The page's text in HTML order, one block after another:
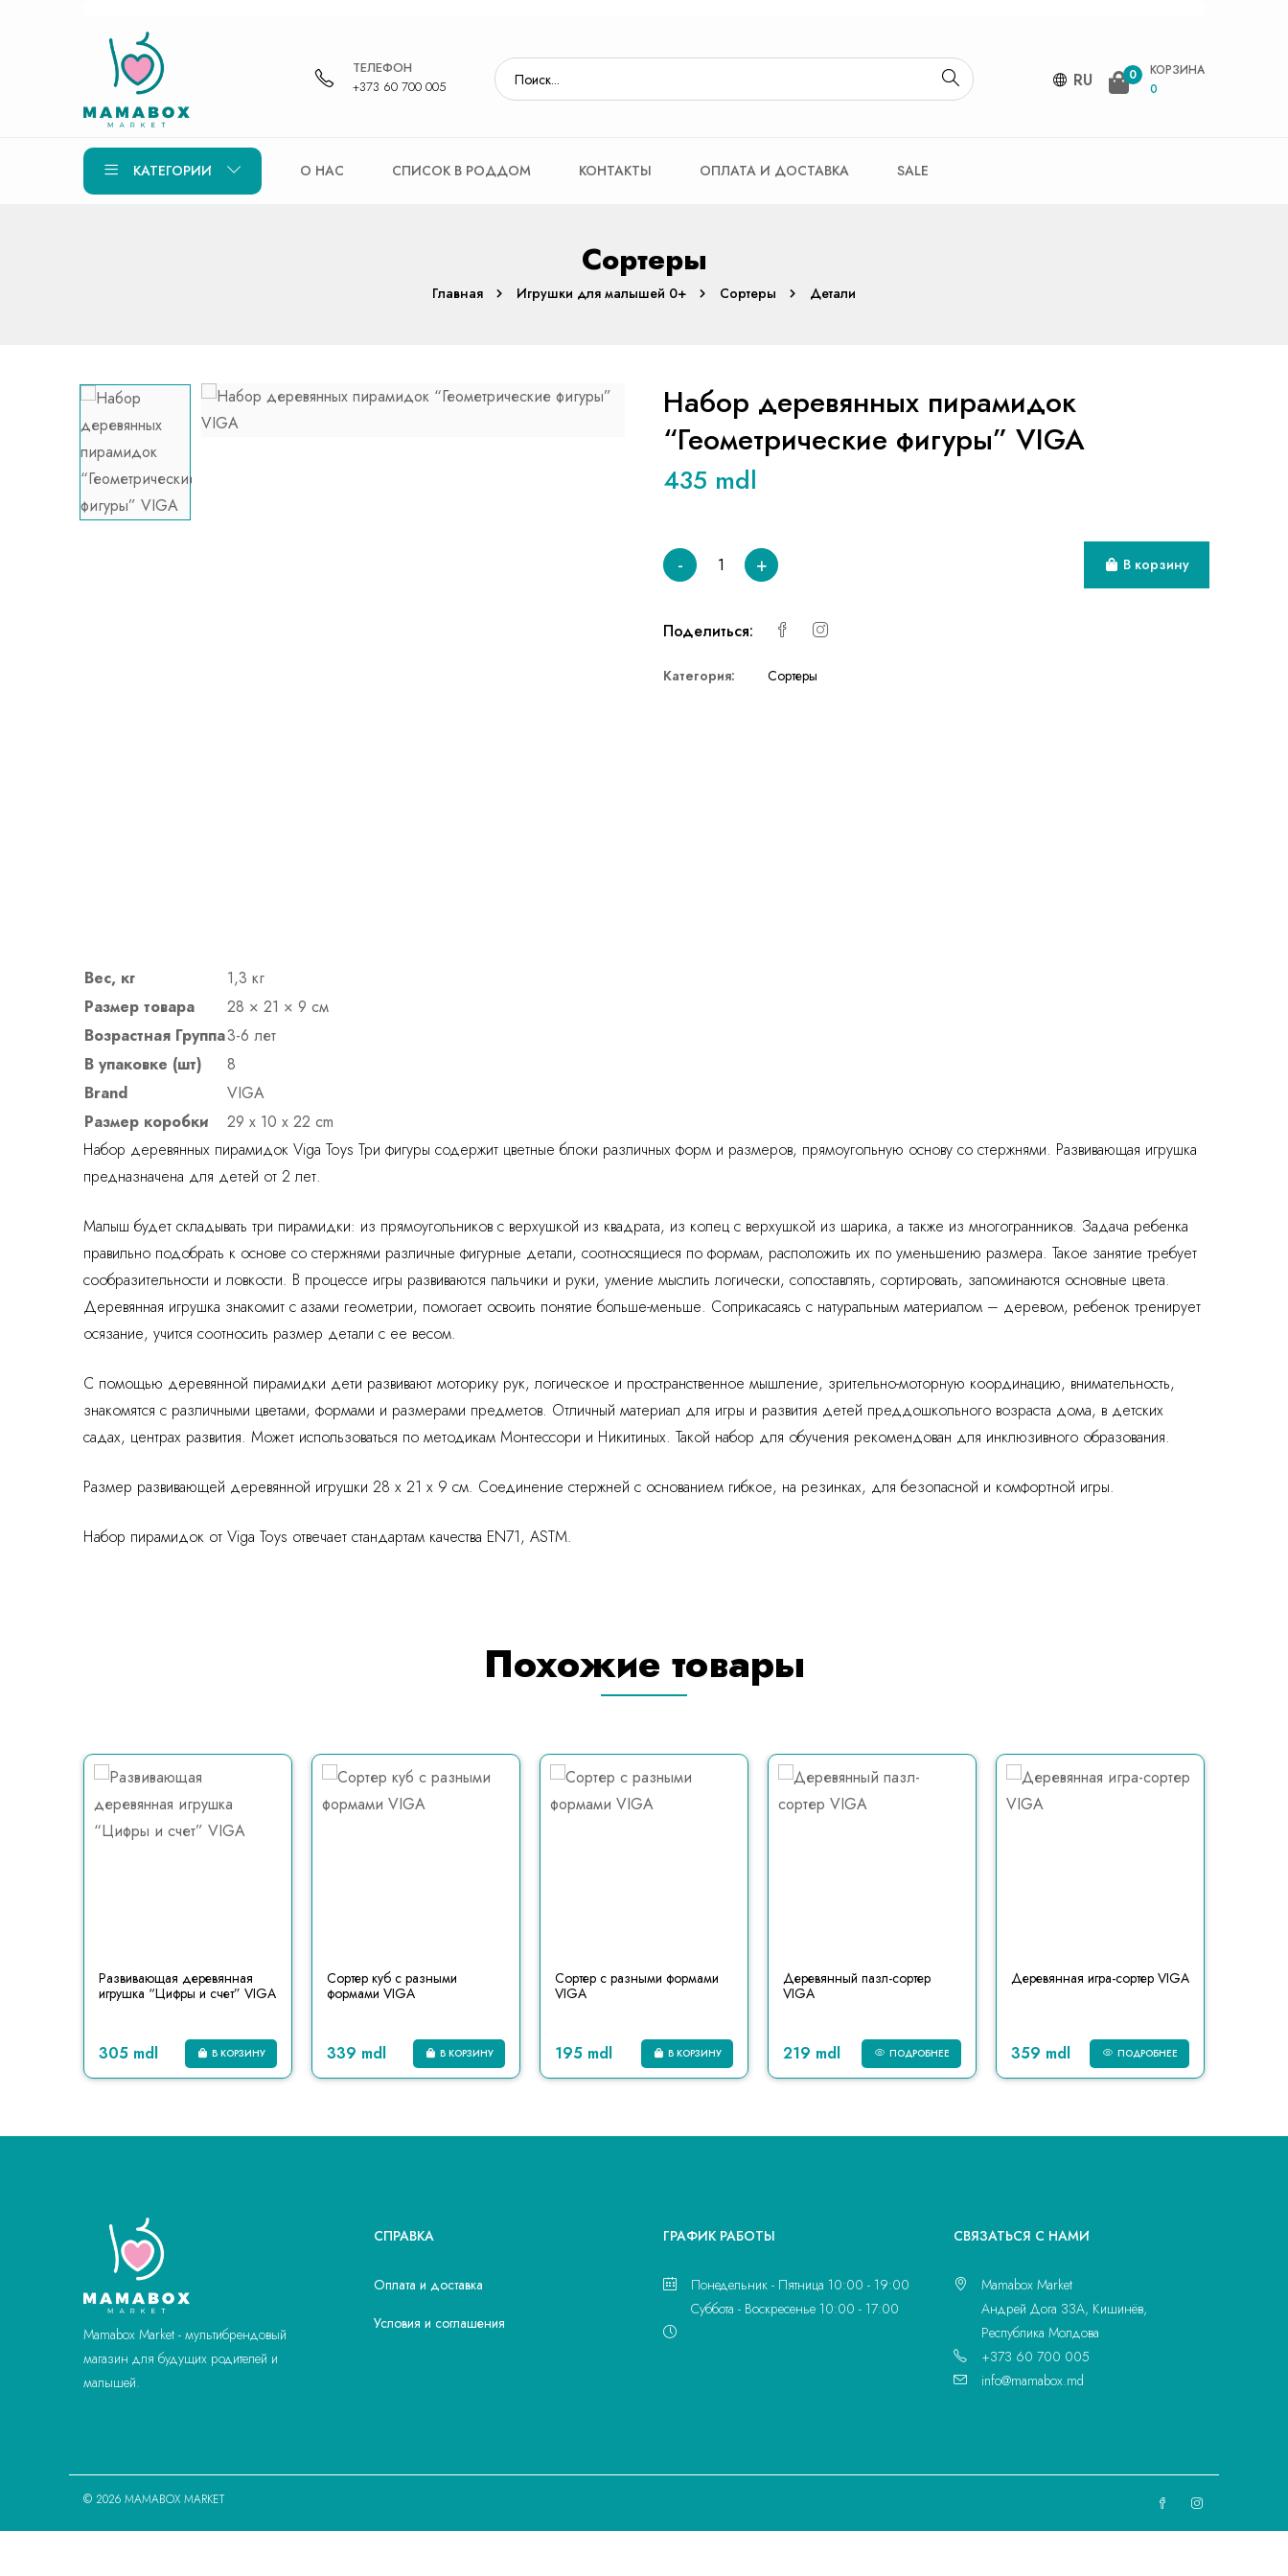
ТЕЛЕФОН
+373 60 700 005
RU 0
КОРЗИНА
0
КАТЕГОРИИ О НАС СПИСОК В РОДДОМ КОНТАКТЫ ОПЛАТА И ДОСТАВКА SALE
Сортеры
Главная Игрушки для малышей 0+ Сортеры Детали
Набор деревянных пирамидок
“Геометрические фигуры” VIGA
435 mdl
- + В корзину
Поделиться:
Категория: Сортеры
Вес, кг
1,3 кг
Размер товара
28 × 21 × 9 см
Возрастная Группа3-6 лет
В упаковке (шт)
8
Brand
VIGA
Размер коробки
29 x 10 x 22 cm
Набор деревянных пирамидок Viga Toys Три фигуры содержит цветные блоки различных форм и размеров, прямоугольную основу со стержнями. Развивающая игрушка
предназначена для детей от 2 лет.
Малыш будет складывать три пирамидки: из прямоугольников с верхушкой из квадрата, из колец с верхушкой из шарика, а также из многогранников. Задача ребенка
правильно подобрать к основе со стержнями различные фигурные детали, соотносящиеся по формам, расположить их по уменьшению размера. Такое занятие требует
сообразительности и ловкости. В процессе игры развиваются пальчики и руки, умение мыслить логически, сопоставлять, сортировать, запоминаются основные цвета.
Деревянная игрушка знакомит с азами геометрии, помогает освоить понятие больше-меньше. Соприкасаясь с натуральным материалом – деревом, ребенок тренирует
осязание, учится соотносить размер детали с ее весом.
С помощью деревянной пирамидки дети развивают моторику рук, логическое и пространственное мышление, зрительно-моторную координацию, внимательность,
знакомятся с различными цветами, формами и размерами предметов. Отличный материал для игры и развития детей преддошкольного возраста дома, в детских
садах, центрах развития. Может использоваться по методикам Монтессори и Никитиных. Такой набор для обучения рекомендован для инклюзивного образования.
Размер развивающей деревянной игрушки 28 х 21 х 9 см. Соединение стержней с основанием гибкое, на резинках, для безопасной и комфортной игры.
Набор пирамидок от Viga Toys отвечает стандартам качества EN71, ASTM.
Похожие товары
Развивающая деревянная
игрушка “Цифры и счет” VIGA
305 mdl В КОРЗИНУ
Сортер куб с разными
формами VIGA
339 mdl В КОРЗИНУ
Сортер с разными формами
VIGA
195 mdl В КОРЗИНУ
Деревянный пазл-сортер
VIGA
219 mdl ПОДРОБНЕЕ
Деревянная игра-сортер VIGA
359 mdl ПОДРОБНЕЕ
Mamabox Market - мультибрендовый
магазин для будущих родителей и
малышей.
СПРАВКА
Оплата и доставка
Условия и соглашения
ГРАФИК РАБОТЫ
Понедельник - Пятница 10:00 - 19:00
Суббота - Воскресенье 10:00 - 17:00
CВЯЗАТЬСЯ С НАМИ
Mamabox Market
Андрей Дога 33A, Кишинёв,
Республика Молдова
+373 60 700 005
info@mamabox.md
© 2026 MAMABOX MARKET